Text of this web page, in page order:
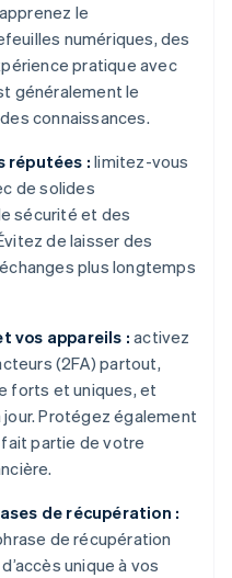
le
numériques, des
pratique avec
généralement le
connaissances.
réputées : limitez-vous
de solides
sécurité et des
de laisser des
plus longtemps
vos appareils : activez
(2FA) partout,
forts et uniques, et
Protégez également
partie de votre
de récupération :
de récupération
unique à vos